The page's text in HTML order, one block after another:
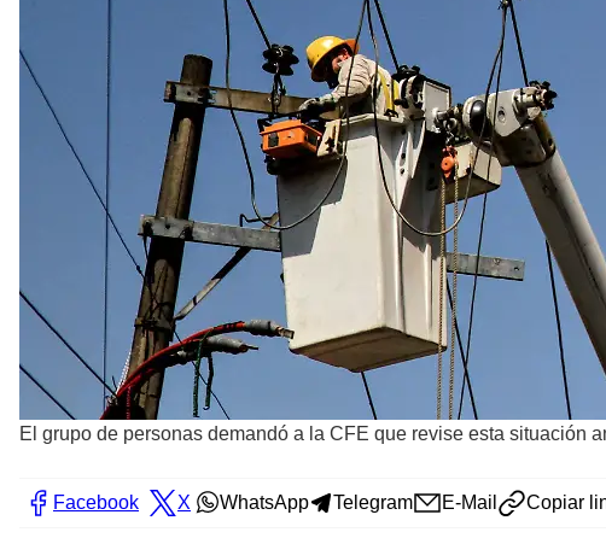
El grupo de personas demandó a la CFE que revise esta situación
Facebook X WhatsApp Telegram E-Mail Copiar